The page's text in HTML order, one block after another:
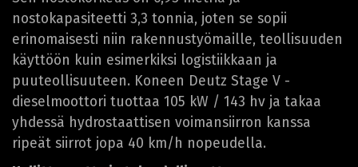
nostokapasiteetti 3,3 tonnia, joten se sopii
erinomaisesti niin rakennustyömaille, teollisuuden
käyttöön kuin esimerkiksi logistiikkaan ja
puuteollisuuteen. Koneen Deutz Stage V -
dieselmoottori tuottaa 105 kW / 143 hv ja takaa
yhdessä hydrostaattisen voimansiirron kanssa
ripeät siirrot jopa 40 km/h nopeudella.